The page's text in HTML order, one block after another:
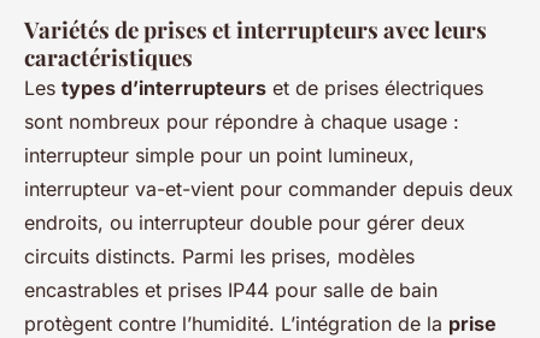
Variétés de prises et interrupteurs avec leurs
caractéristiques
Les types d’interrupteurs et de prises électriques
sont nombreux pour répondre à chaque usage :
interrupteur simple pour un point lumineux,
interrupteur va-et-vient pour commander depuis deux
endroits, ou interrupteur double pour gérer deux
circuits distincts. Parmi les prises, modèles
encastrables et prises IP44 pour salle de bain
protègent contre l’humidité. L’intégration de la prise